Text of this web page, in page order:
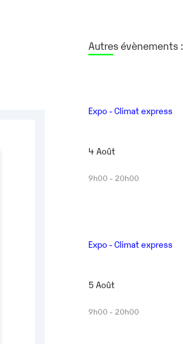
Autres évènements :
Expo - Climat express
4 Août
9h00 - 20h00
Expo - Climat express
5 Août
9h00 - 20h00